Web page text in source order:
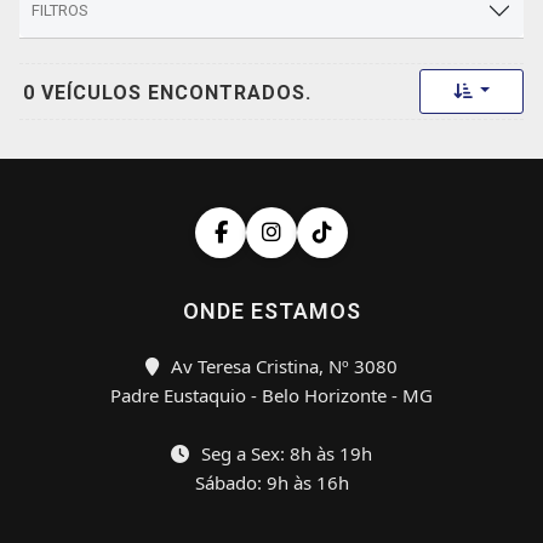
FILTROS
0 VEÍCULOS ENCONTRADOS. Toggle
ONDE ESTAMOS
Av Teresa Cristina, Nº 3080
Padre Eustaquio - Belo Horizonte - MG
Seg a Sex: 8h às 19h
Sábado: 9h às 16h